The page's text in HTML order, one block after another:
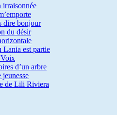
irraisonnée
dire bonjour
du désir
Lania est partie
Voix
d’un arbre
jeunesse
de Lili Riviera